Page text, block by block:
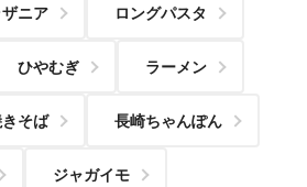
ニア ロングパスタ
ひやむぎ ラーメン
そば 長崎ちゃんぽん
ジャガイモ